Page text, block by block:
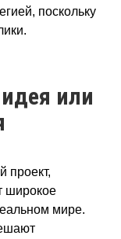
поскольку
или
проект,
широкое
мире.